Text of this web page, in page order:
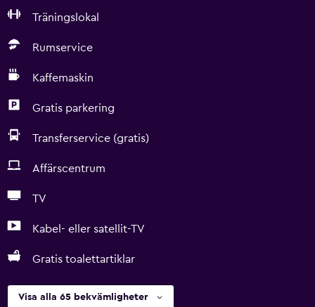
Träningslokal
Rumservice
Kaffemaskin
Gratis parkering
Transferservice (gratis)
Affärscentrum
TV
Kabel- eller satellit-TV
Gratis toalettartiklar
Visa alla 65 bekvämligheter